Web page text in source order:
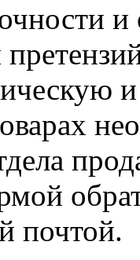
и
почтой.